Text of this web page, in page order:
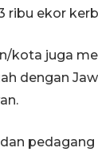
ekor
kota juga
dengan27 July